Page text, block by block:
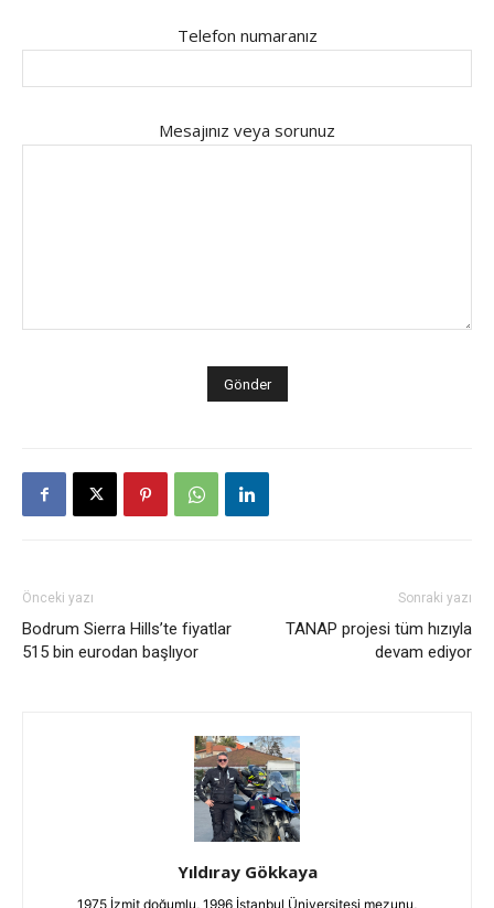
Telefon numaranız
Mesajınız veya sorunuz
Önceki yazı
Bodrum Sierra Hills’te fiyatlar
515 bin eurodan başlıyor
Sonraki yazı
TANAP projesi tüm hızıyla
devam ediyor
Yıldıray Gökkaya
1975 İzmit doğumlu, 1996 İstanbul Üniversitesi mezunu,